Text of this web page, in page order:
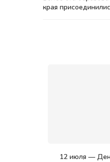
края
12 июля —